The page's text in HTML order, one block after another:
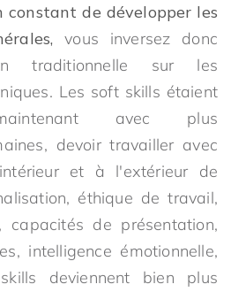
constant de développer les
vous inversez donc
traditionnelle sur les
Les soft skills étaient
avec plus
devoir travailler avec
et à l'extérieur de
éthique de travail,
capacités de présentation,
intelligence émotionnelle,
deviennent bien plus